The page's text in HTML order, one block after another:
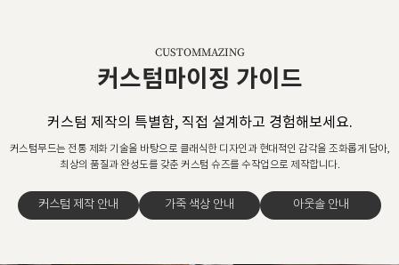
CUSTOMMAZING
커스텀마이징 가이드
커스텀 제작의 특별함, 직접 설계하고 경험해보세요.
커스텀무드는 전통 제화 기술을 바탕으로 클래식한 디자인과 현대적인 감각을 조화롭게 담아,
최상의 품질과 완성도를 갖춘 커스텀 슈즈를 수작업으로 제작합니다.
커스텀 제작 안내 가죽 색상 안내 아웃솔 안내